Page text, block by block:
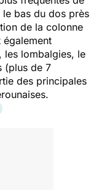
bas du dos près
de la colonne
les lombalgies, le
(plus de 7
des principales